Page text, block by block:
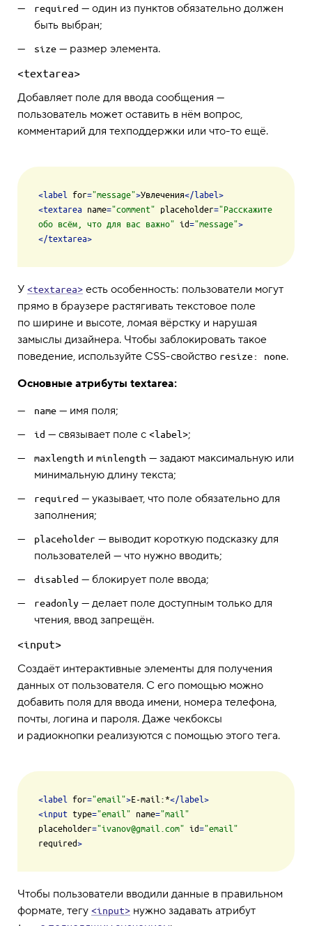
required — один из пунктов обязательно должен
быть выбран;
size — размер элемента.
<textarea>
Добавляет поле для ввода сообщения —
пользователь может оставить в нём вопрос,
комментарий для техподдержки или что-то ещё.
<label for="message">Увлечения</label >
<textarea name="comment" placeholder="Расскажите
обо всём, что для вас важно" id="message">
</textarea>
У <textarea> есть особенность: пользователи могут
прямо в браузере растягивать текстовое поле
по ширине и высоте, ломая вёрстку и нарушая
замыслы дизайнера. Чтобы заблокировать такое
поведение, используйте CSS-свойство resize: none.
Основные атрибуты textarea:
name — имя поля;
id — связывает поле с <label>;
maxlength и minlength — задают максимальную или
минимальную длину текста;
required — указывает, что поле обязательно для
заполнения;
placeholder — выводит короткую подсказку для
пользователей — что нужно вводить;
disabled — блокирует поле ввода;
readonly — делает поле доступным только для
чтения, ввод запрещён.
<input>
Создаёт интерактивные элементы для получения
данных от пользователя. С его помощью можно
добавить поля для ввода имени, номера телефона,
почты, логина и пароля. Даже чекбоксы
и радиокнопки реализуются с помощью этого тега.
<label for="email">E-mail:*</label >
<input type="email" name="mail"
placeholder="ivanov@gmail.com" id="email"
required>
Чтобы пользователи вводили данные в правильном
формате, тегу <input> нужно задавать атрибут